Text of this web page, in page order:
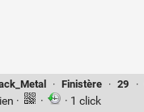
· Finistère · 29 ·
· · · 1 click